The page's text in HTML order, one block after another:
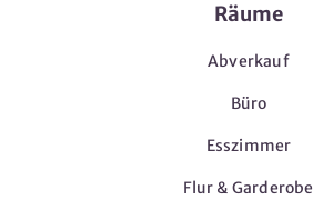
Räume
Abverkauf
Büro
Esszimmer
Flur & Garderobe